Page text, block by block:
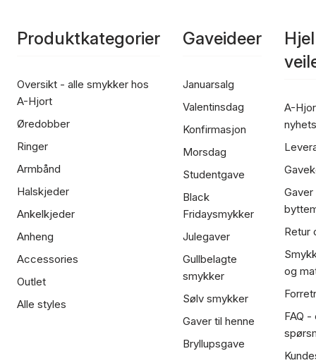
Produktkategorier
Oversikt - alle smykker hos
A-Hjort
Øredobber
Ringer
Armbånd
Halskjeder
Ankelkjeder
Anheng
Accessories
Outlet
Alle styles
Gaveideer
Januarsalg
Valentinsdag
Konfirmasjon
Morsdag
Studentgave
Black
Fridaysmykker
Julegaver
Gullbelagte
smykker
Sølv smykker
Gaver til henne
Bryllupsgave
A-
Retur
og
FAQ